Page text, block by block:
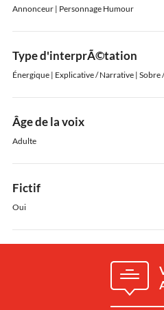
Annonceur | Personnage Humour
Type d'interprÃ©tation
Énergique | Explicative / Narrative | Sobre
Âge de la voix
Adulte
Fictif
Oui